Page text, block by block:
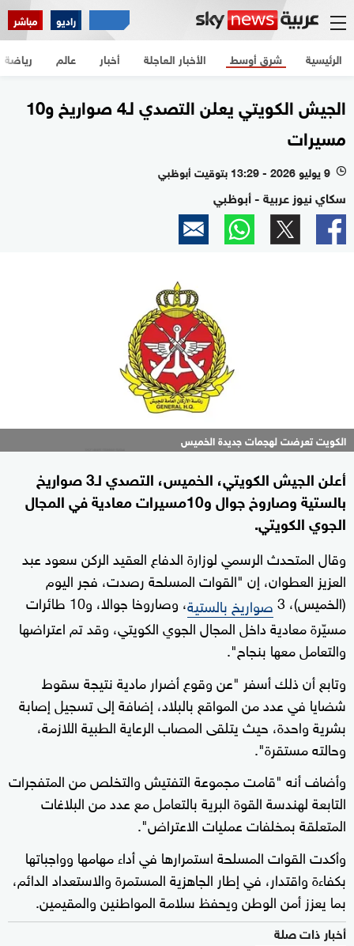
راديو مباشر
الرئيسية الأخبار العاجلة أخبار شرق أوسط عالم رياضة
الجيش الكويتي يعلن التصدي لـ4 صواريخ و10
مسيرات
l 9 يوليو 2026 - 13:29 بتوقيت أبوظبي
سكاي نيوز عربية - أبوظبي
الكويت تعرضت لهجمات جديدة الخميس
أعلن الجيش الكويتي، الخميس، التصدي لـ3 صواريخ
بالستية وصاروخ جوال و10مسيرات معادية في المجال
الجوي الكويتي.
وقال المتحدث الرسمي لوزارة الدفاع العقيد الركن سعود عبد
العزيز العطوان، إن "القوات المسلحة رصدت، فجر اليوم
(الخميس)، 3
صواريخ بالستية
، وصاروخا جوالا، و10 طائرات
مسيّرة معادية داخل المجال الجوي الكويتي، وقد تم اعتراضها
والتعامل معها بنجاح".
وتابع أن ذلك أسفر "عن وقوع أضرار مادية نتيجة سقوط
شضايا في عدد من المواقع بالبلاد، إضافة إلى تسجيل إصابة
بشرية واحدة، حيث يتلقى المصاب الرعاية الطبية اللازمة،
وحالته مستقرة".
وأضاف أنه "قامت مجموعة التفتيش والتخلص من المتفجرات
التابعة لهندسة القوة البرية بالتعامل مع عدد من البلاغات
المتعلقة بمخلفات عمليات الاعتراض".
وأكدت القوات المسلحة استمرارها في أداء مهامها وواجباتها
بكفاءة واقتدار، في إطار الجاهزية المستمرة والاستعداد الدائم،
بما يعزز أمن الوطن ويحفظ سلامة المواطنين والمقيمين.
أخبار ذات صلة